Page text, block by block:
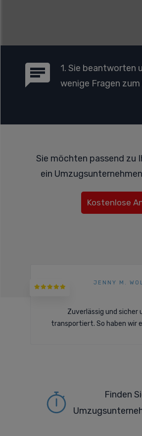
1. Sie beantworten
wenige Fragen zum
Sie möchten passend zu
ein
Kostenlose
JENNY M.
Zuverlässig und sicher
transportiert. So haben wir
Finden